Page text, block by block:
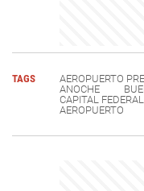
TAGS AEROPUERTO
ANOCHE
CAPITAL FEDERAL
AEROPUERTO